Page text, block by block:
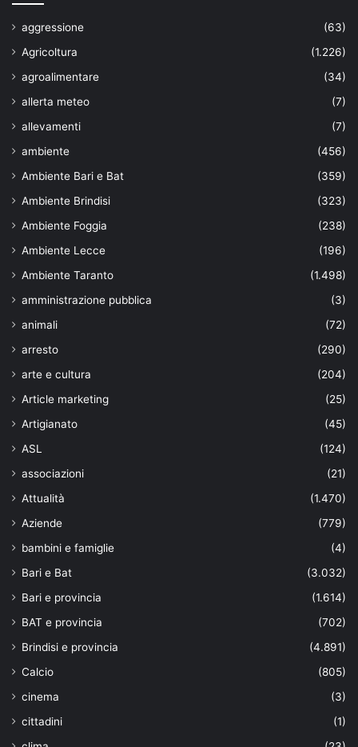
aggressione
(63)
Agricoltura
(1.226)
agroalimentare
(34)
allerta meteo
(7)
allevamenti
(7)
ambiente
(456)
Ambiente Bari e Bat
(359)
Ambiente Brindisi
(323)
Ambiente Foggia
(238)
Ambiente Lecce
(196)
Ambiente Taranto
(1.498)
amministrazione pubblica
(3)
animali
(72)
arresto
(290)
arte e cultura
(204)
Article marketing
(25)
Artigianato
(45)
ASL
(124)
associazioni
(21)
Attualità
(1.470)
Aziende
(779)
bambini e famiglie
(4)
Bari e Bat
(3.032)
Bari e provincia
(1.614)
BAT e provincia
(702)
Brindisi e provincia
(4.891)
Calcio
(805)
cinema
(3)
cittadini
(1)